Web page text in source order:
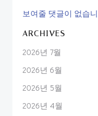
보여줄 댓글이 없습
ARCHIVES
2026년 7월
2026년 6월
2026년 5월
2026년 4월